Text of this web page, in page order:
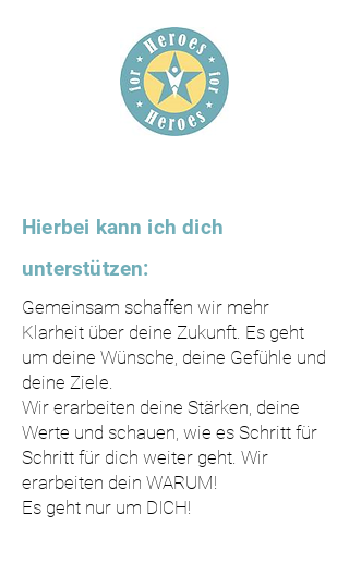
Hierbei kann ich dich
unterstützen:
Gemeinsam schaffen wir mehr
Klarheit über deine Zukunft. Es geht
um deine Wünsche, deine Gefühle und
deine Ziele.
Wir erarbeiten deine Stärken, deine
Werte und schauen, wie es Schritt für
Schritt für dich weiter geht. Wir
erarbeiten dein WARUM!
Es geht nur um DICH!